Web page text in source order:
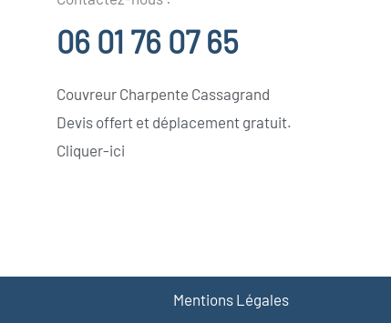
06 01 76 07 65
Couvreur Charpente Cassagrand
Devis offert et déplacement gratuit.
Cliquer-ici
Mentions Légales